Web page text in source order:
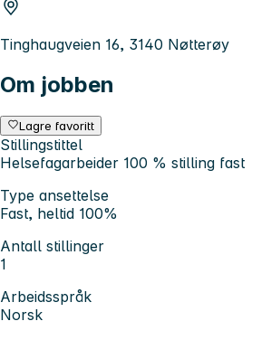
Tinghaugveien 16, 3140 Nøtterøy
Om jobben
Lagre favoritt
Stillingstittel
Helsefagarbeider 100 % stilling fast
Type ansettelse
Fast, heltid 100%
Antall stillinger
1
Arbeidsspråk
Norsk